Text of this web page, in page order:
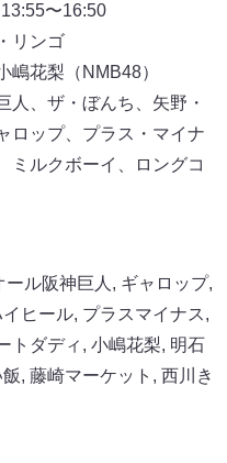
〜16:50
リンゴ
嶋花梨（NMB48）
人、ザ・ぼんち、矢野・
ロップ、プラス・マイナ
ミルクボーイ、ロングコ
ール阪神巨⼈ , ギャロップ,
イヒール, プラスマイナス,
トダディ , 小嶋花梨, 明石
, 藤崎マーケット , 西川き